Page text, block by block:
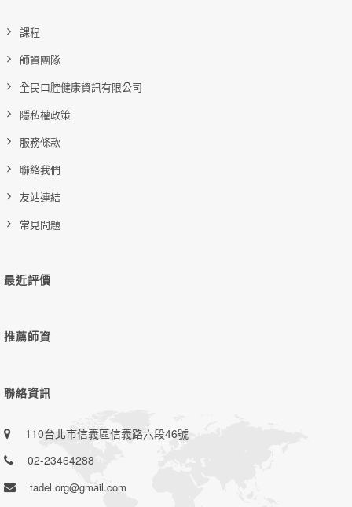
課程
師資團隊
全民口腔健康資訊有限公司
隱私權政策
服務條款
聯絡我們
友站連結
常見問題
最近評價
推薦師資
聯絡資訊
110台北市信義區信義路六段46號
02-23464288
tadel.org@gmail.com